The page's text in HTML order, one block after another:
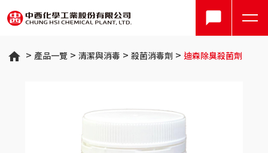
產品一覽 清潔與消毒 殺菌消毒劑 迪森除臭殺菌劑